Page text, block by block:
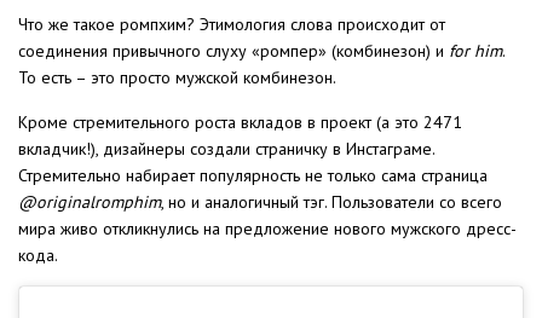
Что же такое ромпхим? Этимология слова происходит от
соединения привычного слуху «ромпер» (комбинезон) и for him.
То есть – это просто мужской комбинезон.
Кроме стремительного роста вкладов в проект (а это 2471
вкладчик!), дизайнеры создали страничку в Инстаграме.
Стремительно набирает популярность не только сама страница
@originalromphim, но и аналогичный тэг. Пользователи со всего
мира живо откликнулись на предложение нового мужского дресс-
кода.